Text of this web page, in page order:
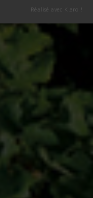
Réalisé avec Klaro !